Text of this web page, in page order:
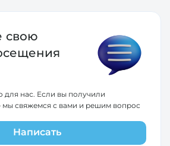
всей семьей ходим.
свою
нас. Если вы получили
мы свяжемся с вами и решим вопрос
Написать